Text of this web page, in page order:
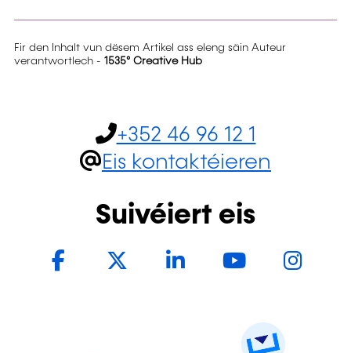
Fir den Inhalt vun dësem Artikel ass eleng säin Auteur
verantwortlech - 1535° Creative Hub
+352 46 96 12 1
Eis kontaktéieren
Suivéiert eis
FacebookTwitter LinkedInYouTube